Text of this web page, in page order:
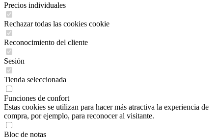
Precios individuales
Rechazar todas las cookies cookie
Reconocimiento del cliente
Sesión
Tienda seleccionada
Funciones de confort
Estas cookies se utilizan para hacer más atractiva la experiencia de
compra, por ejemplo, para reconocer al visitante.
Bloc de notas